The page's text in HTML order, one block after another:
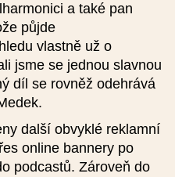
a také pan
půjde
vlastně už o
jsme se jednou slavnou
díl se rovněž odehrává
další obvyklé reklamní
online bannery po
podcastů. Zároveň do